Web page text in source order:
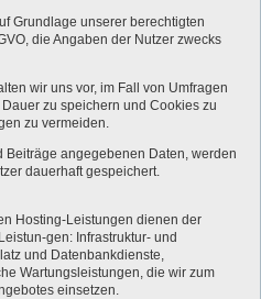
Grundlage unserer berechtigten
die Angaben der Nutzer zwecks
wir uns vor, im Fall von Umfragen
zu speichern und Cookies zu
zu vermeiden.
Beiträge angegebenen Daten, werden
dauerhaft gespeichert.
Hosting-Leistungen dienen der
gen: Infrastruktur- und
und Datenbankdienste,
Wartungsleistungen, die wir zum
einsetzen.